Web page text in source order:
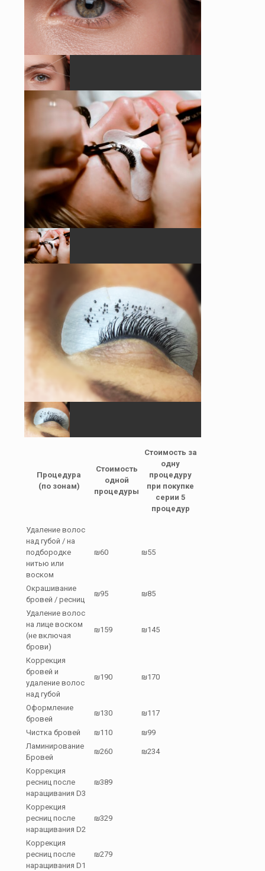
Процедура
(по зонам)
Стоимость
одной
процедуры
Стоимость за
одну
процедуру
при покупке
серии 5
процедур
Удаление волос
над губой / на
подбородке
нитью или
воском
₪60 ₪55
Окрашивание
бровей / ресниц
₪95 ₪85
Удаление волос
на лице воском
(не включая
брови)
₪159 ₪145
Коррекция
бровей и
удаление волос
над губой
₪190 ₪170
Оформление
бровей
₪130 ₪117
Чистка бровей ₪110
₪99
Ламинирование
Бровей
₪260 ₪234
Коррекция
ресниц после
наращивания D3
₪389
Коррекция
ресниц после
наращивания D2
₪329
Коррекция
ресниц после
наращивания D1
₪279